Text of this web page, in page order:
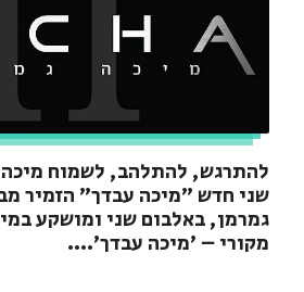
להתרגש, להתלהב, לשמוח מיכה
שני חדש "מיכה עבדך" הזמיר
גמרמן, באלבום שני ומושקע
מקורי – 'מיכה עבדך'....